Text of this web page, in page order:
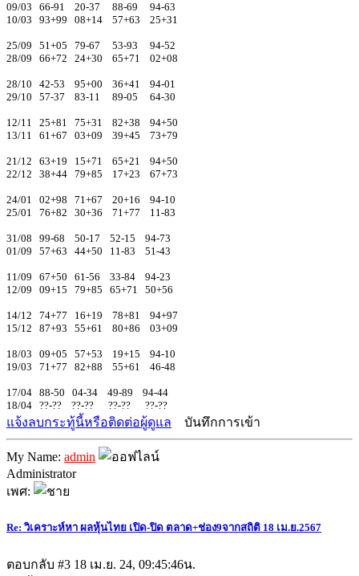
09/03 66-91 20-37 88-69 94-63
10/03 93+99 08+14 57+63 25+31
25/09 51+05 79-67 53-93 94-52
28/09 66+72 24+30 65+71 02+08
28/10 42-53 95+00 36+41 94-01
29/10 57-37 83-11 89-05 64-30
12/11 25+81 75+31 82+38 94+50
13/11 61+67 03+09 39+45 73+79
21/12 63+19 15+71 65+21 94+50
22/12 38+44 79+85 17+23 67+73
24/01 02+98 71+67 20+16 94-10
25/01 76+82 30+36 71+77 11-83
31/08 99-68 50-17 52-15 94-73
01/09 57+63 44+50 11-83 51-43
11/09 67+50 61-56 33-84 94-23
12/09 09+15 79+85 65+71 50+56
14/12 74+77 16+19 78+81 94+97
15/12 87+93 55+61 80+86 03+09
18/03 09+05 57+53 19+15 94-10
19/03 71+77 82+88 55+61 46-48
17/04 88-50 04-34 49-89 94-44
18/04 ??-?? ??-?? ??-?? ??-??
แจ้งลบกระทู้นี้หรือติดต่อผู้ดูแล บันทึกการเข้า
My Name: admin
Administrator
เพศ:
Re: วิเคราะห์หา ผลหุ้นไทย เปิด-ปิด ตลาด+ช่อง9จากสถิติ 18 เม.ย.2567
ตอบกลับ #3 18 เม.ย. 24, 09:45:46น.